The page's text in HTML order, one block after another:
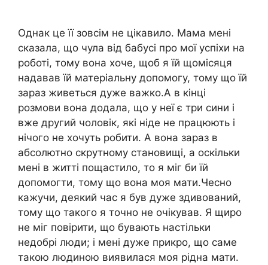
Однак це її зовсім не цікавило. Мама мені
сказала, що чула від бабусі про мої успіхи на
роботі, тому вона хоче, щоб я їй щомісяця
надавав їй матеріальну допомогу, тому що їй
зараз живеться дуже важко.А в кінці
розмови вона додала, що у неї є три сини і
вже другий чоловік, які ніде не працюють і
нічого не хочуть робити. А вона зараз в
абсолютно скрутному становищі, а оскільки
мені в житті пощастило, то я міг би їй
допомогти, тому що вона моя мати.Чесно
кажучи, деякий час я був дуже здивований,
тому що такого я точно не очікував. Я щиро
не міг повірити, що бувають настільки
недобрі люди; і мені дуже прикро, що саме
такою людиною виявилася моя рідна мати.